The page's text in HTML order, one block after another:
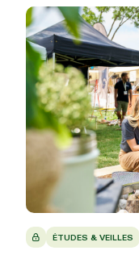
ÉTUDES & VEILLES